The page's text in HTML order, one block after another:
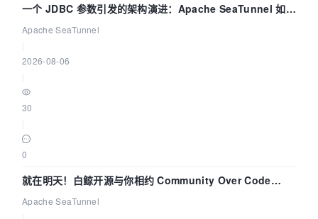
一个 JDBC 参数引发的架构演进：Apache SeaTunnel 如何
解决数据同步中的“定时 Flush”难题
Apache SeaTunnel
2026-08-06
30
0
就在明天！白鲸开源与你相约 Community Over Code
Asia 2026 主题演讲！
Apache SeaTunnel